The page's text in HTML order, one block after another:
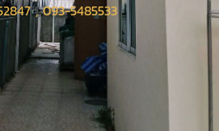
, 093-5485533